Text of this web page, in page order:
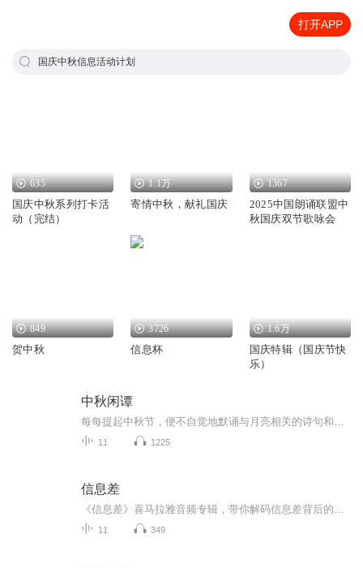
打开APP
国庆中秋信息活动计划
635
国庆中秋系列打卡活
动（完结）
1.1万
寄情中秋，献礼国庆
1367
2025中国朗诵联盟中
秋国庆双节歌咏会
849
贺中秋
3726
信息杯
1.6万
国庆特辑（国庆节快
乐）
中秋闲谭
11 1225
信息差
11 349